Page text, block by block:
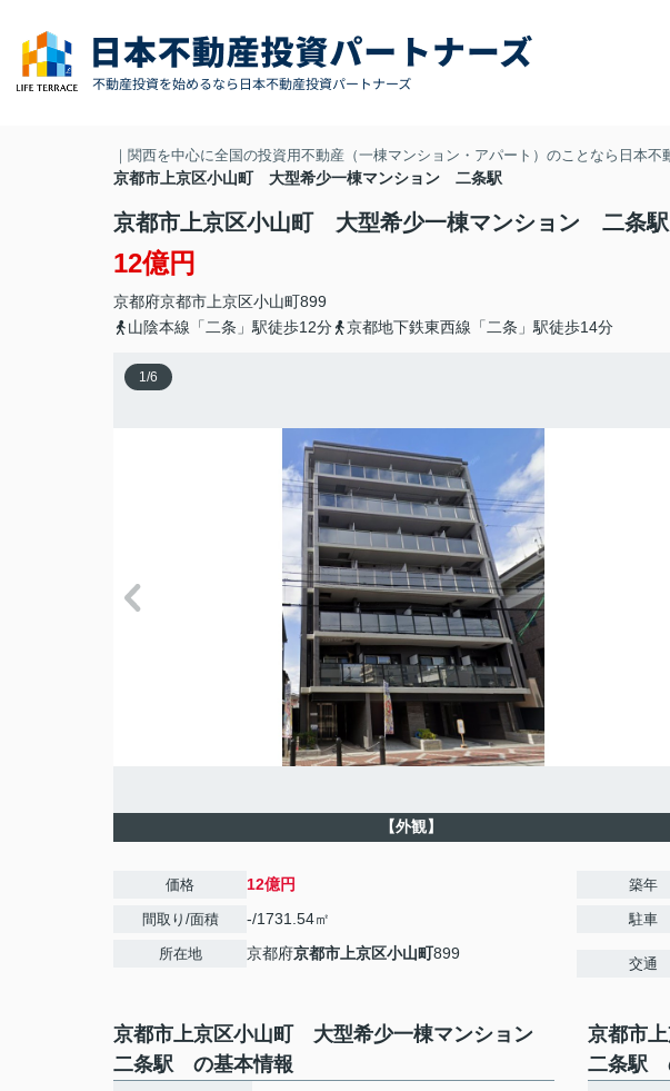
｜関西を中心に全国の投資用不動産（一棟マンション・アパート）のことなら日本不
京都市上京区小山町 大型希少一棟マンション 二条駅
京都市上京区小山町 大型希少一棟マンション 二条
12億円
京都府京都市上京区小山町899
山陰本線「二条」駅徒歩12分
京都地下鉄東西線「二条」駅徒歩14分
1/6
【外観】
価格 12億円
間取り/面積 -/1731.54㎡
所在地 京都府京都市上京区小山町899
築年
駐車
交通
京都市上京区小山町 大型希少一棟マンション
二条駅 の基本情報
京都市
二条駅